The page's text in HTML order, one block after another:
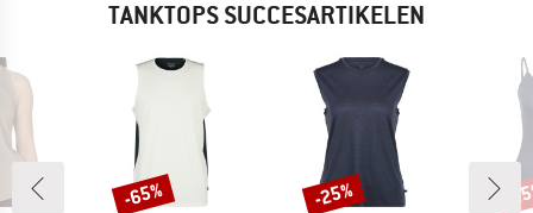
TANKTOPS SUCCESARTIKELEN
Korting
-65% Korting
-25% -